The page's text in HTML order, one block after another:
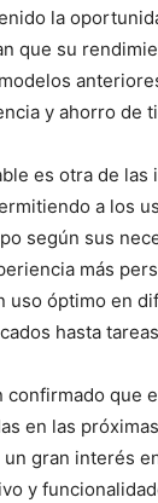
la
que su
y ahorro de
es otra de las
a los
según sus
más
uso óptimo en
hasta
confirmado que
en las
gran interés
y